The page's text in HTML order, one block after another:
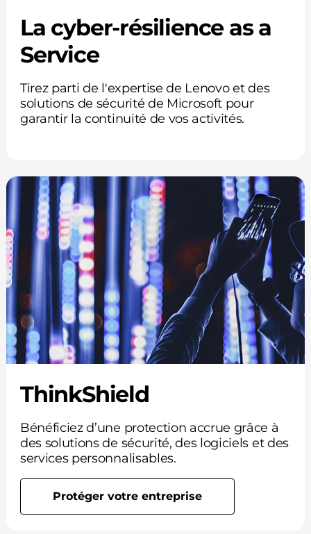
La cyber-résilience as a
Service
Tirez parti de l'expertise de Lenovo et des
solutions de sécurité de Microsoft pour
garantir la continuité de vos activités.
ThinkShield
Bénéficiez d’une protection accrue grâce à
des solutions de sécurité, des logiciels et des
services personnalisables.
Protéger votre entreprise